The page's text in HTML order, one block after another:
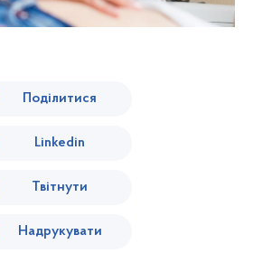
Поділитися
Linkedin
Твітнути
Надрукувати